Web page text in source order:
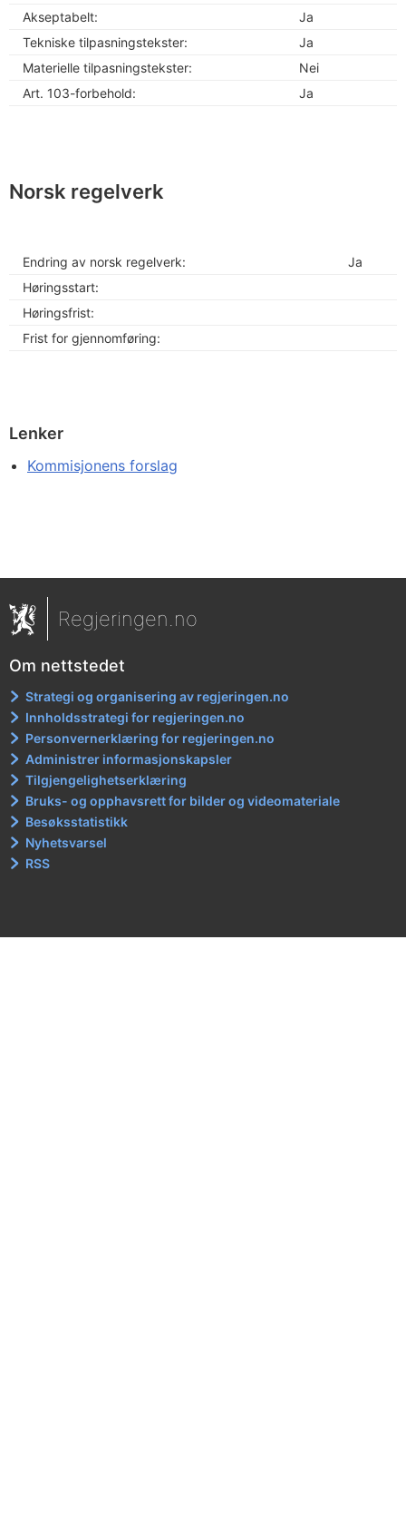
Akseptabelt:
Ja
Tekniske tilpasningstekster:
Ja
Materielle tilpasningstekster:
Nei
Art. 103-forbehold:
Ja
Norsk regelverk
Endring av norsk regelverk:
Ja
Høringsstart:
Høringsfrist:
Frist for gjennomføring:
Lenker
Kommisjonens forslag
Regjeringen.no
Om nettstedet
Strategi og organisering av regjeringen.no
Innholdsstrategi for regjeringen.no
Personvernerklæring for regjeringen.no
Administrer informasjonskapsler
Tilgjengelighetserklæring
Bruks- og opphavsrett for bilder og videomateriale
Besøksstatistikk
Nyhetsvarsel
RSS